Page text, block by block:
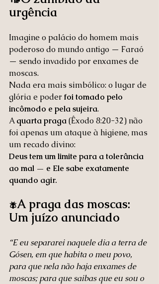
urgência
Imagine o palácio do homem mais
poderoso do mundo antigo — Faraó
— sendo invadido por enxames de
moscas.
Nada era mais simbólico: o lugar de
glória e poder foi tomado pelo
incômodo e pela sujeira.
A quarta praga (Êxodo 8:20-32) não
foi apenas um ataque à higiene, mas
um recado divino:
Deus tem um limite para a tolerância
ao mal — e Ele sabe exatamente
quando agir.
🪰A praga das moscas:
Um juízo anunciado
“E eu separarei naquele dia a terra de
Gósen, em que habita o meu povo,
para que nela não haja enxames de
moscas; para que saibas que eu sou o